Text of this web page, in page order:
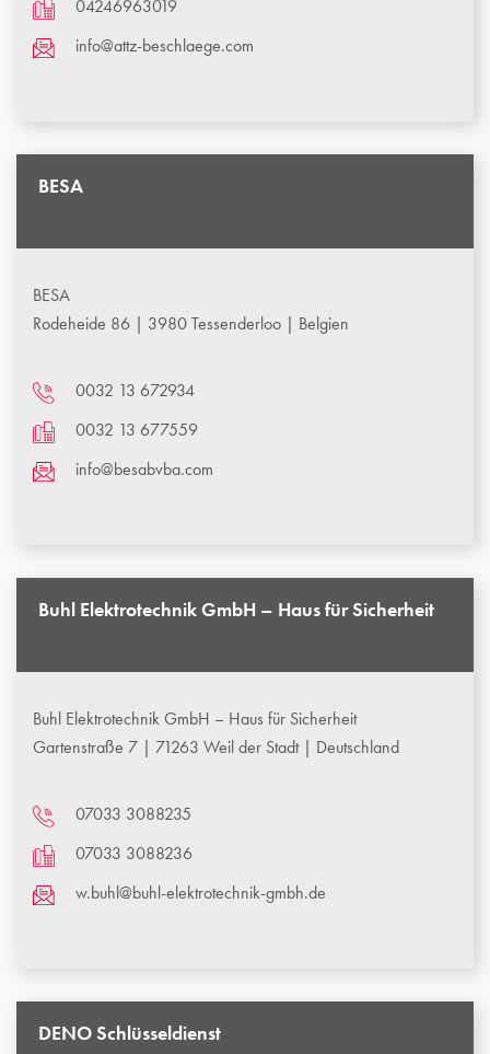
04246963019
info@attz-beschlaege.com
BESA
BESA
Rodeheide 86 | 3980 Tessenderloo | Belgien
0032 13 672934
0032 13 677559
info@besabvba.com
Buhl Elektrotechnik GmbH – Haus für Sicherheit
Buhl Elektrotechnik GmbH – Haus für Sicherheit
Gartenstraße 7 | 71263 Weil der Stadt | Deutschland
07033 3088235
07033 3088236
w.buhl@buhl-elektrotechnik-gmbh.de
DENO Schlüsseldienst